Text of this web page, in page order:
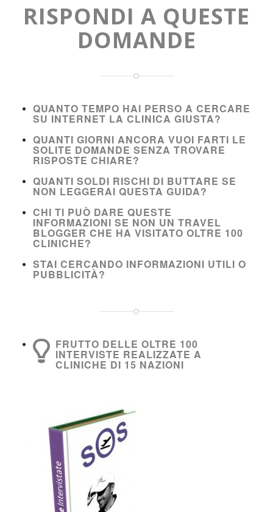
RISPONDI A QUESTE
DOMANDE
QUANTO TEMPO HAI PERSO A CERCARE
SU INTERNET LA CLINICA GIUSTA?
QUANTI GIORNI ANCORA VUOI FARTI LE
SOLITE DOMANDE SENZA TROVARE
RISPOSTE CHIARE?
QUANTI SOLDI RISCHI DI BUTTARE SE
NON LEGGERAI QUESTA GUIDA?
CHI TI PUÒ DARE QUESTE
INFORMAZIONI SE NON UN TRAVEL
BLOGGER CHE HA VISITATO OLTRE 100
CLINICHE?
STAI CERCANDO INFORMAZIONI UTILI O
PUBBLICITÀ?
FRUTTO DELLE OLTRE 100
INTERVISTE REALIZZATE A
CLINICHE DI 15 NAZIONI